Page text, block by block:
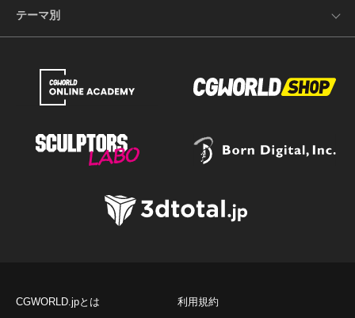
テーマ別
CGWORLD.jpとは 利用規約